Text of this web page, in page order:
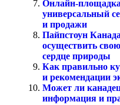
Онлайн-
универсальный
и продажи
Пайпстоун
осуществить
сердце природы
Как правильно
и рекомендации
Может ли
информация и